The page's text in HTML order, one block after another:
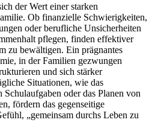
der Wert einer starken
Ob finanzielle Schwierigkeiten,
oder berufliche Unsicherheiten
pflegen, finden effektiver
zu bewältigen. Ein prägnantes
in der Familien gezwungen
und sich stärker
Situationen, wie das
Schulaufgaben oder das Planen von
fördern das gegenseitige
„gemeinsam durchs Leben zu